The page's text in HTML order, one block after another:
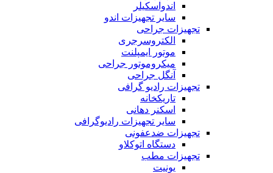
اندواسکیلر
سایر تجهیزات اندو
تجهیزات جراحی
الکتروسرجری
موتور ایمپلنت
میکروموتور جراحی
آنگل جراحی
تجهیزات رادیو گرافی
تاریکخانه
اسکنر دهانی
سایر تجهیزات رادیوگرافی
تجهیزات ضدعفونی
دستگاه اتوکلاو
تجهیزات مطب
یونیت